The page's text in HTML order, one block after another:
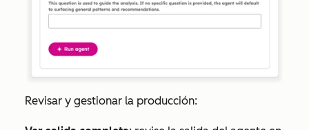
Revisar y gestionar la producción: